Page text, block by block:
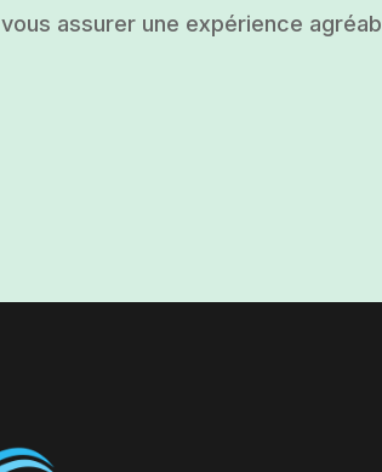
vous assurer une expérience